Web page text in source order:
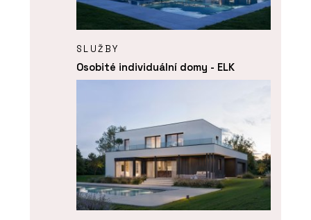
SLUŽBY
Osobité individuální domy - ELK